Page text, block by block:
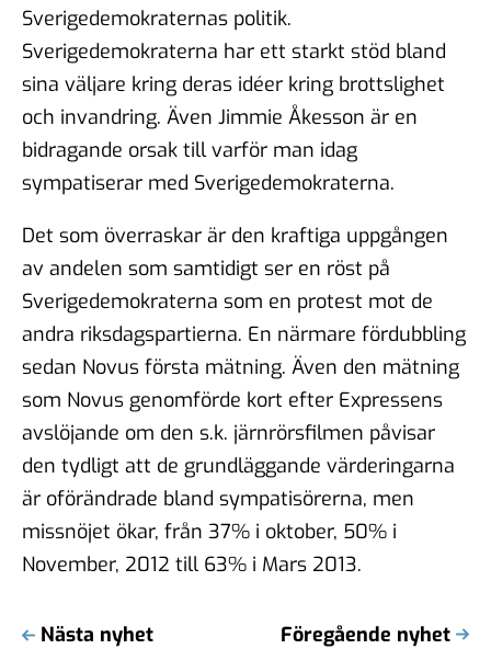
Sverigedemokraternas politik.
Sverigedemokraterna har ett starkt stöd bland
sina väljare kring deras idéer kring brottslighet
och invandring. Även Jimmie Åkesson är en
bidragande orsak till varför man idag
sympatiserar med Sverigedemokraterna.
Det som överraskar är den kraftiga uppgången
av andelen som samtidigt ser en röst på
Sverigedemokraterna som en protest mot de
andra riksdagspartierna. En närmare fördubbling
sedan Novus första mätning. Även den mätning
som Novus genomförde kort efter Expressens
avslöjande om den s.k. järnrörsfilmen påvisar
den tydligt att de grundläggande värderingarna
är oförändrade bland sympatisörerna, men
missnöjet ökar, från 37% i oktober, 50% i
November, 2012 till 63% i Mars 2013.
Nästa nyhet Föregående nyhet